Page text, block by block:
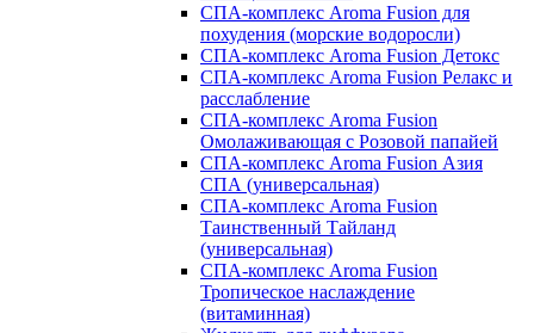
СПА-комплекс Aroma Fusion для
похудения (морские водоросли)
СПА-комплекс Aroma Fusion Детокс
СПА-комплекс Aroma Fusion Релакс и
расслабление
СПА-комплекс Aroma Fusion
Омолаживающая с Розовой папайей
СПА-комплекс Aroma Fusion Азия
СПА (универсальная)
СПА-комплекс Aroma Fusion
Таинственный Тайланд
(универсальная)
СПА-комплекс Aroma Fusion
Тропическое наслаждение
(витаминная)